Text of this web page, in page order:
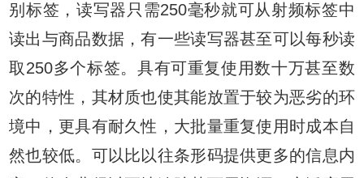
别标签，读写器只需250毫秒就可从射频标签中
读出与商品数据，有一些读写器甚至可以每秒读
取250多个标签。具有可重复使用数十万甚至数
次的特性，其材质也使其能放置于较为恶劣的环
境中，更具有耐久性，大批量重复使用时成本自
然也较低。可以比以往条形码提供更多的信息内